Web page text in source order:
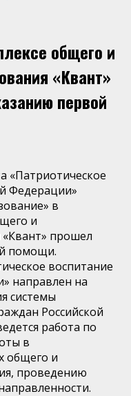
общего и
«Квант»
первой
«Патриотическое
Федерации»
в
и
прошел
помощи.
воспитание
направлен на
системы
Российской
работа по
в
общего и
проведению